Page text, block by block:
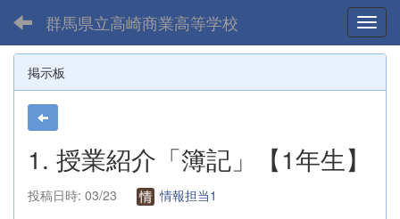
群馬県立高崎商業高等学校
掲示板
1. 授業紹介「簿記」【1年生】
投稿日時: 03/23
情報担当1